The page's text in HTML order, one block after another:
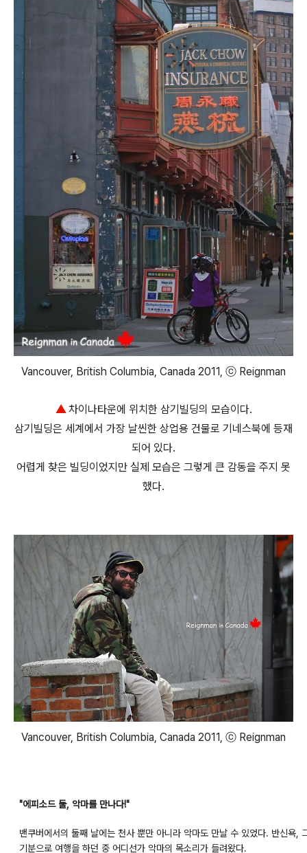
Vancouver, British Columbia, Canada 2011, ⓒ Reignman
▲차이나타운에 위치한 삼기빌딩의 모습이다.
삼기빌딩은 세계에서 가장 날씬한 상업용 건물로 기네스북에 등재
되어 있다.
어렵게 찾은 빌딩이었지만 실제 모습은 그렇게 큰 감동을 주지 못
했다.
Vancouver, British Columbia, Canada 2011, ⓒ Reignman
"에피소드 둘, 악마를 만나다!"
밴쿠버에서의 둘째 날에는 천사 뿐만 아니라 악마도 만날 수 있었다. 반신욕,
기분으로 여행을 하던 중 어디선가 악마의 목소리가 들려왔다.